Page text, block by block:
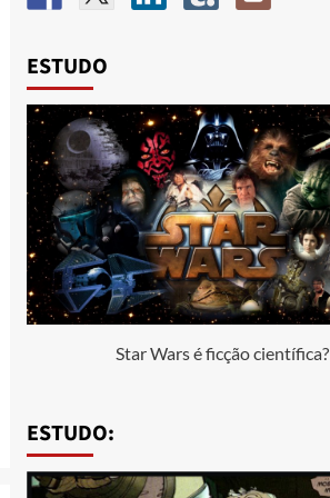
ESTUDO
Star Wars é ficção científica?
ESTUDO: